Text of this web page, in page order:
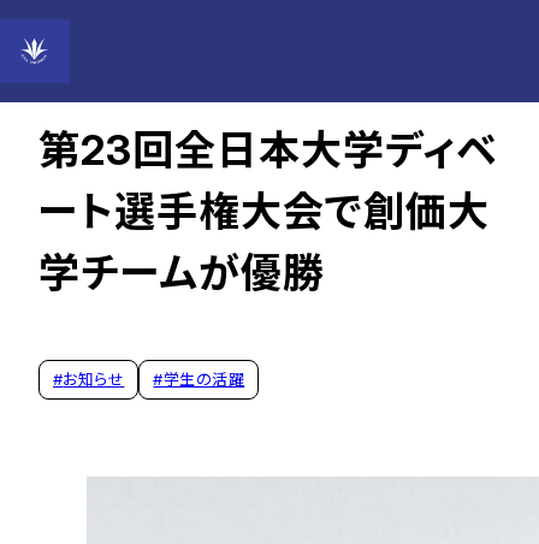
2023年12月27日
第23回全日本大学ディベ
ート選手権大会で創価大
学チームが優勝
#お知らせ #学生の活躍